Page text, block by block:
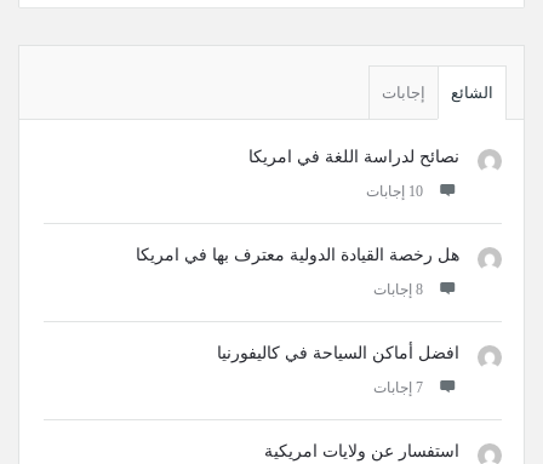
الجانبيةالشائع إجابات
نصائح لدراسة اللغة في امريكا
‫10 إجابات
هل رخصة القيادة الدولية معترف بها في امريكا
‫8 إجابات
افضل أماكن السياحة في كاليفورنيا
‫7 إجابات
استفسار عن ولايات امريكية